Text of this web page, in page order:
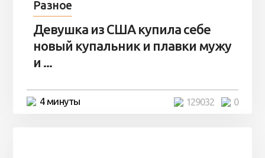
Разное
Девушка из США купила себе
новый купальник и плавки мужу
и ...
4 минуты 0
129032